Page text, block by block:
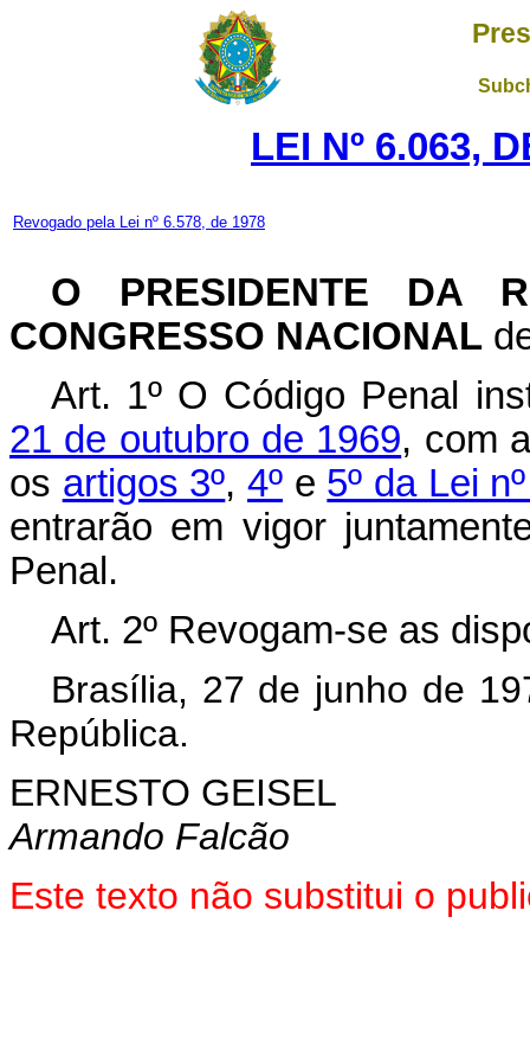
LEI Nº 6.063,
Revogado pela Lei nº 6.578, de 1978
O PRESIDENTE DA
CONGRESSO NACIONAL
Art. 1º O Código Penal
21 de outubro de 1969, com
os artigos 3º,4º e 5º da Lei
entrarão em vigor
Penal.
Art. 2º Revogam-se as
Brasília, 27 de junho de
República.
ERNESTO GEISEL
Armando Falcão
Este texto não substitui o